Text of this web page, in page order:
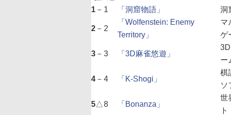
1 － 1 「洞窟物語」 洞
2 － 2
「Wolfenstein: Enemy
Territory」
マ
ゲ
3 － 3 「3D麻雀悠遊」
ー
4 － 4 「K-Shogi」
棋
ソ
5△8 「Bonanza」
世
ト